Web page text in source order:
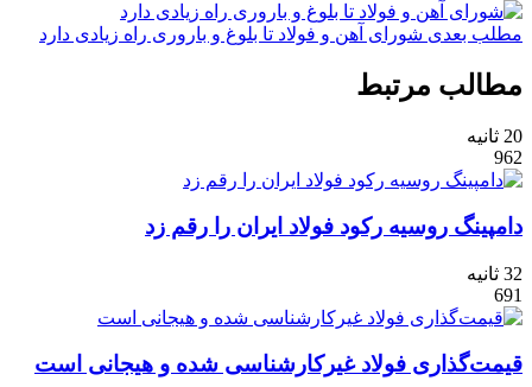
مطلب بعدی شورای آهن و فولاد تا بلوغ و باروری راه زیادی دارد
مطالب مرتبط
20 ثانیه
962
دامپینگ روسیه رکود فولاد ایران را رقم زد
32 ثانیه
691
قیمت‌گذاری فولاد غیرکارشناسی شده و هیجانی است